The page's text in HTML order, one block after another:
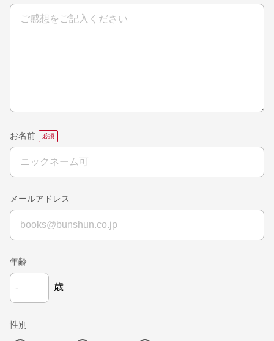
お名前
メールアドレス
年齢
歳
性別